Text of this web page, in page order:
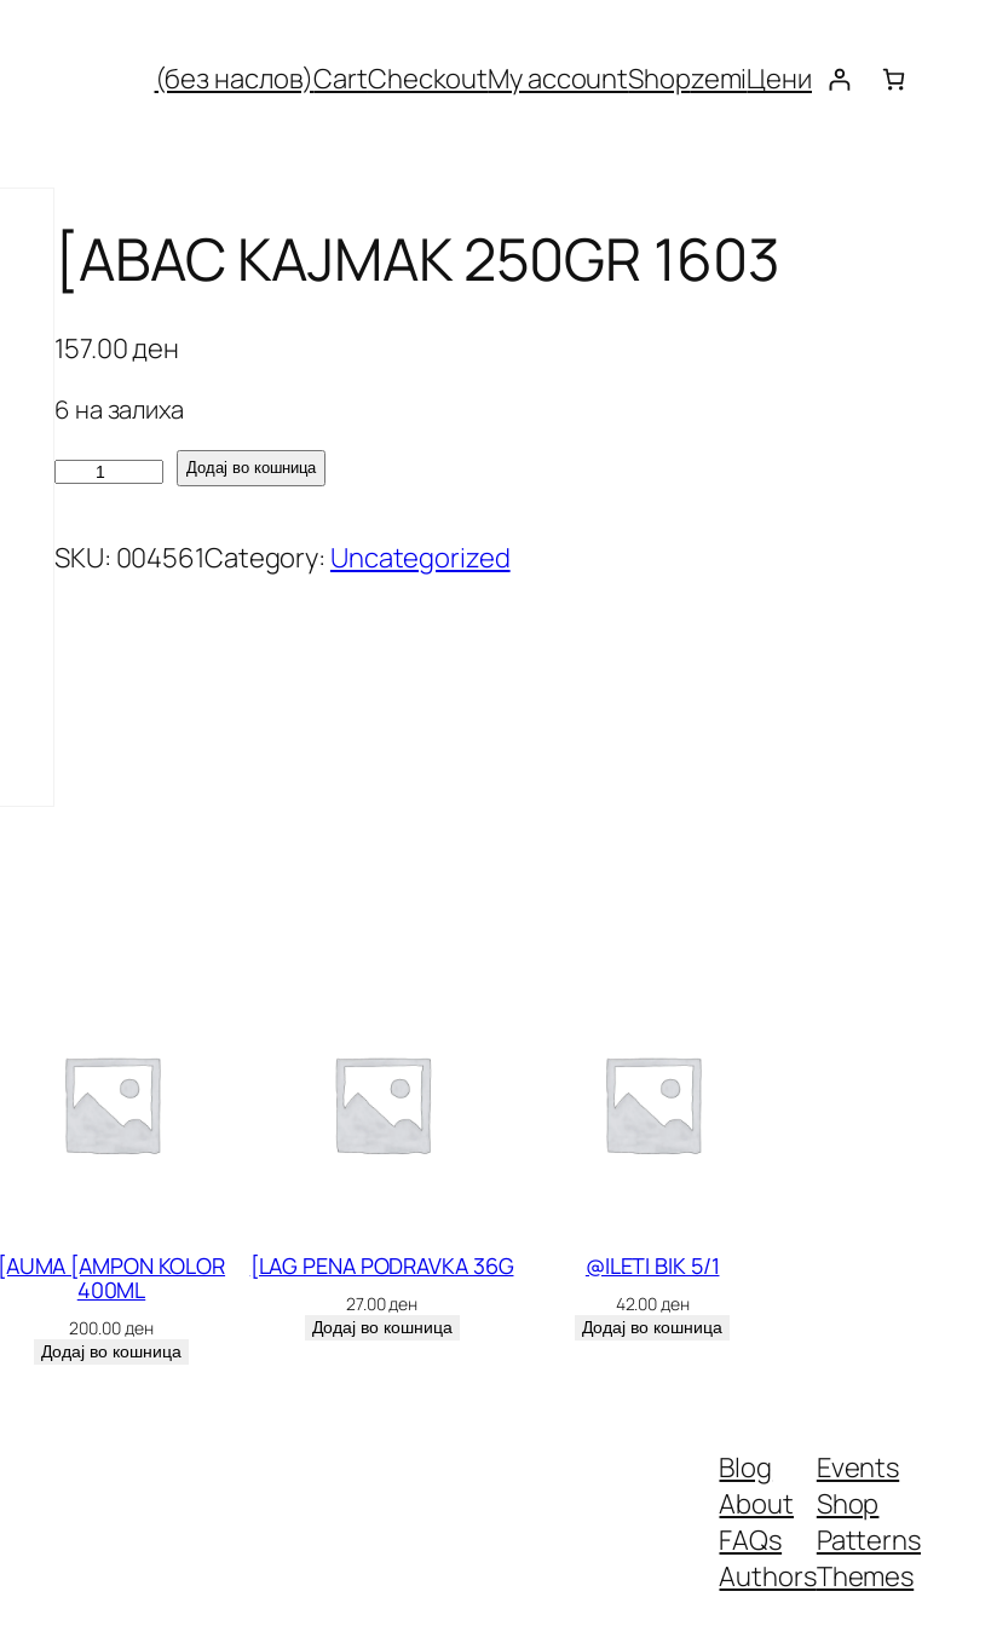
(без наслов)CartCheckoutMy accountShopzemiЦени
[ABAC KAJMAK 250GR 1603
157.00ден
6 на залиха
[
B
A
6
3
л
Додај во кошница
SKU: 004561Category: Uncategorized
[AUMA [AMPON KOLOR
400ML
200.00 ден
Додај во кошница
[LAG PENA PODRAVKA 36G
27.00ден
Додај во кошница
@ILETI BIK 5/1
42.00 ден
Додај во кошница
Blog
About
FAQs
Authors
Events
Shop
Patterns
Themes